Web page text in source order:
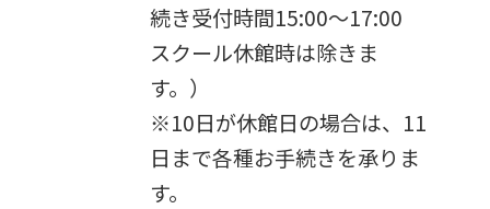
続き受付時間15:00〜17:00
スクール休館時は除きま
す。）
※10日が休館日の場合は、11
日まで各種お手続きを承りま
す。